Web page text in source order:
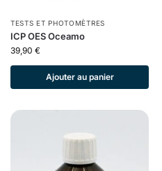
TESTS ET PHOTOMÈTRES
ICP OES Oceamo
39,90 €
Ajouter au panier